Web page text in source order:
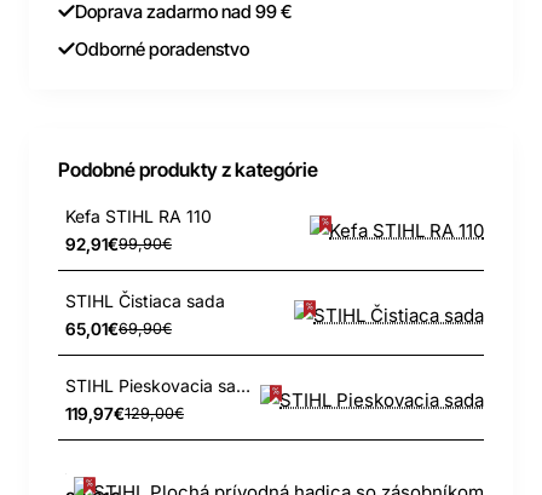
Doprava zadarmo nad 99 €
Odborné poradenstvo
Podobné produkty z kategórie
Kefa STIHL RA 110
92,91€99,90€
STIHL Čistiaca sada
65,01€69,90€
STIHL Pieskovacia sada
119,97€129,00€